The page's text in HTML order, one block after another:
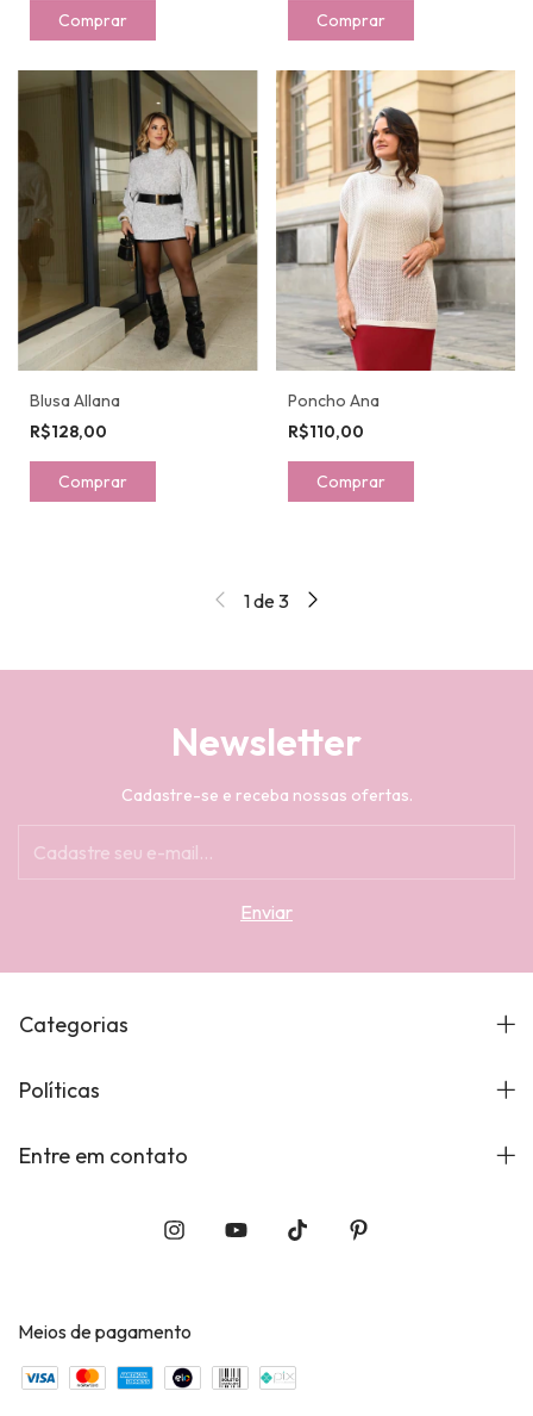
Comprar Comprar
Blusa Allana
R$128,00
Comprar
Poncho Ana
R$110,00
Comprar
1de3
Newsletter
Cadastre-se e receba nossas ofertas.
Categorias
Políticas
Entre em contato
Meios de pagamento